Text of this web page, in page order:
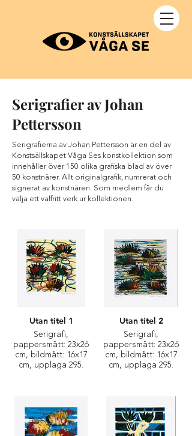
Serigrafier av Johan
Pettersson
Serigrafierna av Johan Pettersson är en del av
Konstsällskapet Våga Ses konstkollektion som
innehåller över 150 olika grafiska blad av över
50 konstnärer. Allt originalgrafik, numrerat och
signerat av konstnären. Som medlem får du
välja ett valfritt verk ur kollektionen.
Utan titel 1
Serigrafi,
pappersmått: 23x26
cm, bildmått: 16x17
cm, upplaga 295.
Utan titel 2
Serigrafi,
pappersmått: 23x26
cm, bildmått: 16x17
cm, upplaga 295.